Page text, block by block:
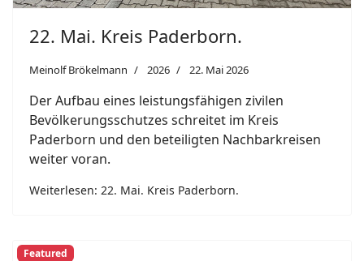
22. Mai. Kreis Paderborn.
Meinolf Brökelmann 2026 22. Mai 2026
Der Aufbau eines leistungsfähigen zivilen
Bevölkerungsschutzes schreitet im Kreis
Paderborn und den beteiligten Nachbarkreisen
weiter voran.
Weiterlesen: 22. Mai. Kreis Paderborn.
Featured